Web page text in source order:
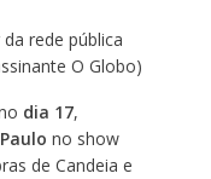
rede pública
O Globo)
dia 17,
no show
de Candeia e